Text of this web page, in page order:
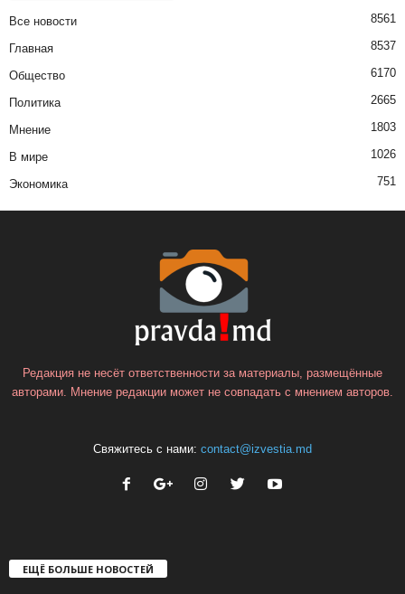
Все новости 8561
Главная 8537
Общество 6170
Политика 2665
Мнение 1803
В мире 1026
Экономика 751
Редакция не несёт ответственности за материалы, размещённые
авторами. Мнение редакции может не совпадать с мнением авторов.
Свяжитесь с нами: contact@izvestia.md
ЕЩЁ БОЛЬШЕ НОВОСТЕЙ